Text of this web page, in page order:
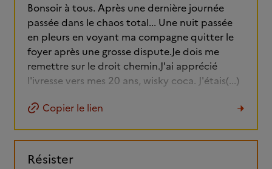
Bonsoir à tous. Après une dernière journée
passée dans le chaos total... Une nuit passée
en pleurs en voyant ma compagne quitter le
foyer après une grosse dispute.Je dois me
remettre sur le droit chemin.J'ai apprécié
l'ivresse vers mes 20 ans, wisky coca. J'étais(...)
Copier le lien
Résister